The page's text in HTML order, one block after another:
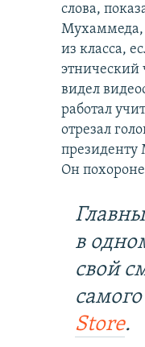
слова,
Мухаммеда,
из класса,
этнический
видел
работал
отрезал
президенту
Он
в
свой
Store.